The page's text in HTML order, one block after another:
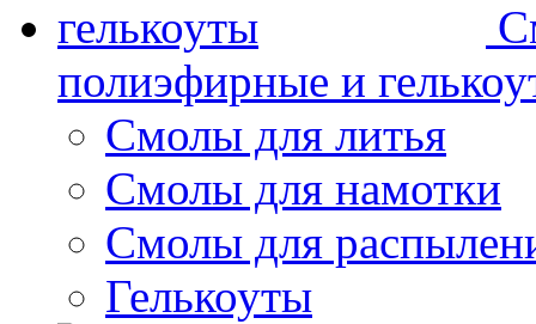
полиэфирные и
Смолы для литья
Смолы для намотки
Смолы для
Гелькоуты